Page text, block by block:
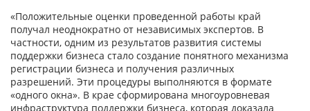
«Положительные оценки проведенной работы край
получал неоднократно от независимых экспертов. В
частности, одним из результатов развития системы
поддержки бизнеса стало создание понятного механизма
регистрации бизнеса и получения различных
разрешений. Эти процедуры выполняются в формате
«одного окна». В крае сформирована многоуровневая
инфраструктура поддержки бизнеса, которая доказала